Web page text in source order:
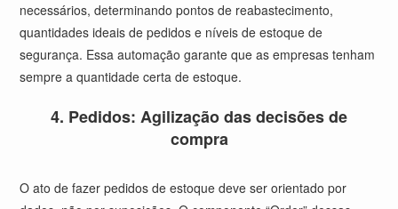
necessários, determinando pontos de reabastecimento,
quantidades ideais de pedidos e níveis de estoque de
segurança. Essa automação garante que as empresas tenham
sempre a quantidade certa de estoque.
4. Pedidos: Agilização das decisões de
compra
O ato de fazer pedidos de estoque deve ser orientado por